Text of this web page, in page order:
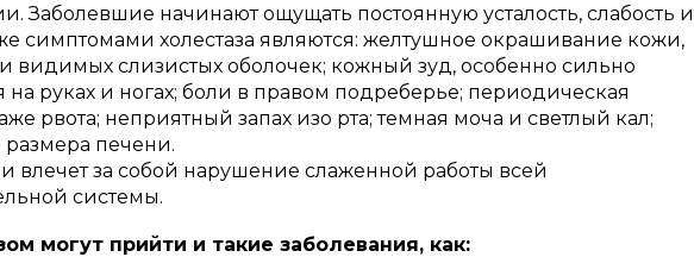
Заболевшие начинают ощущать постоянную усталость, слабость и
симптомами холестаза являются: желтушное окрашивание кожи,
и видимых слизистых оболочек; кожный зуд, особенно сильно
на руках и ногах; боли в правом подреберье; периодическая
рвота; неприятный запах изо рта; темная моча и светлый кал;
печени.
влечет за собой нарушение слаженной работы всей
системы.
могут прийти и такие заболевания, как: